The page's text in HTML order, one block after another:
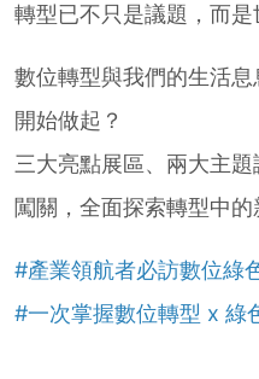
轉型已不只是議題，而是
數位轉型與我們的生活
開始做起？
三大亮點展區、兩大主
闖關，全面探索轉型中的
#產業領航者必訪數位綠
#一次掌握數位轉型 x 綠